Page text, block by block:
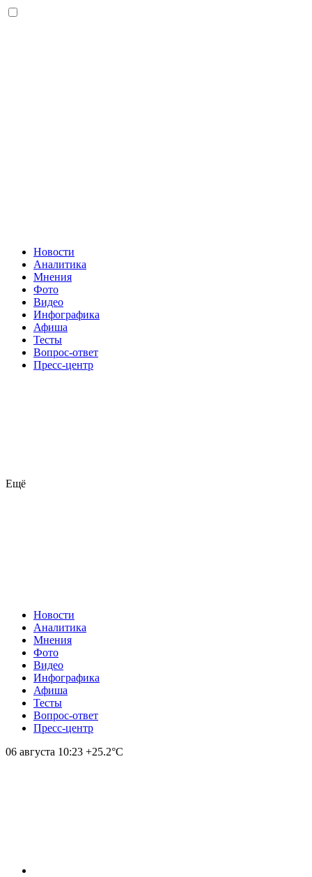
Новости
Аналитика
Мнения
Фото
Видео
Инфографика
Афиша
Тесты
Вопрос-ответ
Пресс-центр
Ещё
Новости
Аналитика
Мнения
Фото
Видео
Инфографика
Афиша
Тесты
Вопрос-ответ
Пресс-центр
06 августа 10:23 +25.2°С